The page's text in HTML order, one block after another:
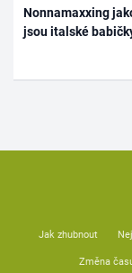
Nonnamaxxing
jsou italské
Jak zhubnout
Změna